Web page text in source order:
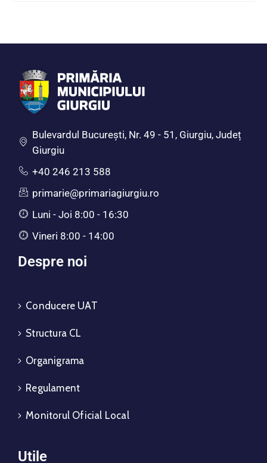
Bulevardul Bucureşti, Nr. 49 - 51, Giurgiu, Județ
Giurgiu
+40 246 213 588
primarie@primariagiurgiu.ro
Luni - Joi 8:00 - 16:30
Vineri 8:00 - 14:00
Despre noi
Conducere UAT
Structura CL
Organigrama
Regulament
Monitorul Oficial Local
Utile